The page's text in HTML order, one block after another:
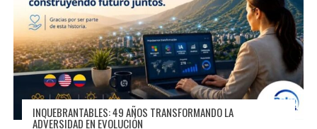
INQUEBRANTABLES: 49 AÑOS TRANSFORMANDO LA
ADVERSIDAD EN EVOLUCIÓN